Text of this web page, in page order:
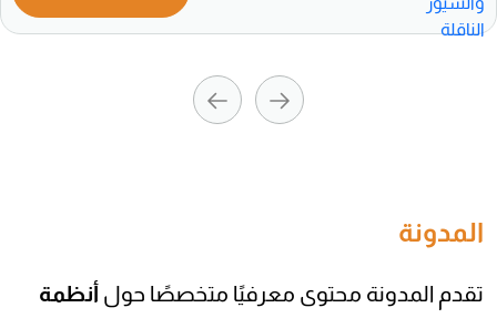
المدونة
تقدم المدونة محتوى معرفيًا متخصصًا حول أنظمة